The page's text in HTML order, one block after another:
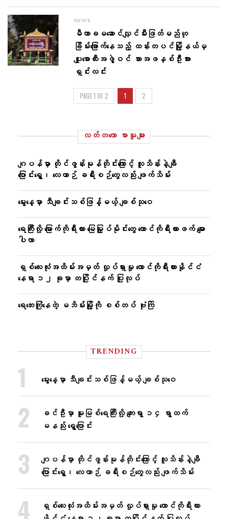
NEWS
မီတာခမဆောင်လျှင်မီးဖြတ်မည်ဟု
ခြိမ်းခြောက်နေသည့် ထန်းတပင်မြို့နယ်မှ
ပျူစောထီးအဖွဲ့ဝင် သားအဖနှစ်ဦးအား
ရှင်းလင်း
PAGE 1 OF 2 1 2
လတ်တ‌လော စာမူများ
ဂျပန်မှာ တိုင်ဖွန်းမုန်တိုင်းကြောင့် လူသိန်းနဲ့ချီ
ပြောင်းရွှေ့၊ လေယာဉ် ခရီးစဉ်တွေလည်း ဖျက်သိမ်း
မွေးနေ့မှာ သီချင်းသစ်ဖြန့်မယ့် ချစ်သုဝေ
ရေကြီးလို့ မြောက်ကိုရီးယား မြေမြှုပ်မိုင်းတွေ တောင်ကိုရီးယားဖက် မျော
ပါလာ
ရှစ်လေးလုံးအထိမ်းအမှတ် လှုပ်ရှားမှု တောင်ကိုရီးယားနိုင်ငံ
နေရာ ၁၂ ခုမှာ တပြိုင်နက် ပြုလုပ်
ရေဘေးကြုံနေတဲ့ မဘိမ်းမြို့ကို စစ်တပ် ဗုံးကြဲ
TRENDING
မွေးနေ့မှာ သီချင်းသစ်ဖြန့်မယ့် ချစ်သုဝေ
ခင်ဦးမှာ မူးမြစ်ရေကြီးလို့ ကျေးရွာ ၁၄ ရွာထက်
မနည်း ရွှေ့ပြောင်း
ဂျပန်မှာ တိုင်ဖွန်းမုန်တိုင်းကြောင့် လူသိန်းနဲ့ချီ
ပြောင်းရွှေ့၊ လေယာဉ် ခရီးစဉ်တွေလည်း ဖျက်သိမ်း
ရှစ်လေးလုံးအထိမ်းအမှတ် လှုပ်ရှားမှု တောင်ကိုရီးယား